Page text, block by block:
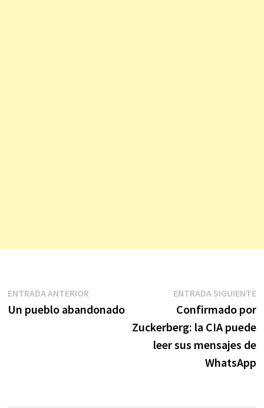
Navegación
de
ENTRADA ANTERIOREntrada
anterior:
Un pueblo abandonado
ENTRADA SIGUIENTE
Confirmado por
Zuckerberg: la CIA puede
leer sus mensajes de
WhatsApp